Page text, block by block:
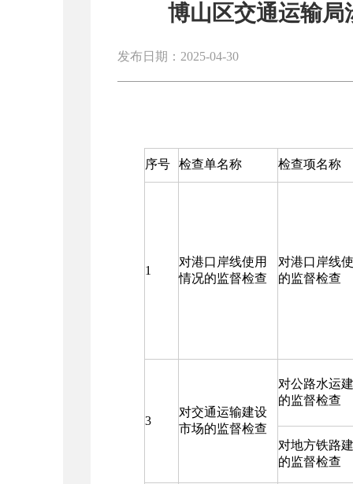
博山区交通运输局
发布日期：2025-04-30
序号 检查单名称 检查项名称
1
对港口岸线使用
情况的监督检查
对港口岸线
的监督检查
3
对交通运输建设
市场的监督检查
对公路水运
的监督检查
对地方铁路
的监督检查